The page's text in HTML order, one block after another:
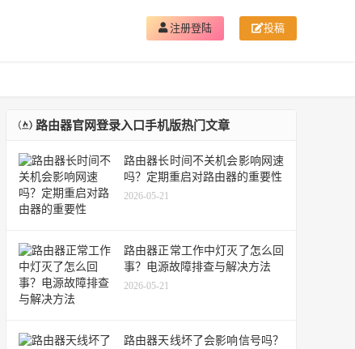
注册登陆 投稿
路由器官网登录入口手机版热门文章
路由器长时间不关机会影响网速
吗？定期重启对路由器的重要性
2026-05-21
路由器正常工作中灯灭了怎么回
事？电源故障排查与解决方法
2026-05-21
路由器天线坏了会影响信号吗？